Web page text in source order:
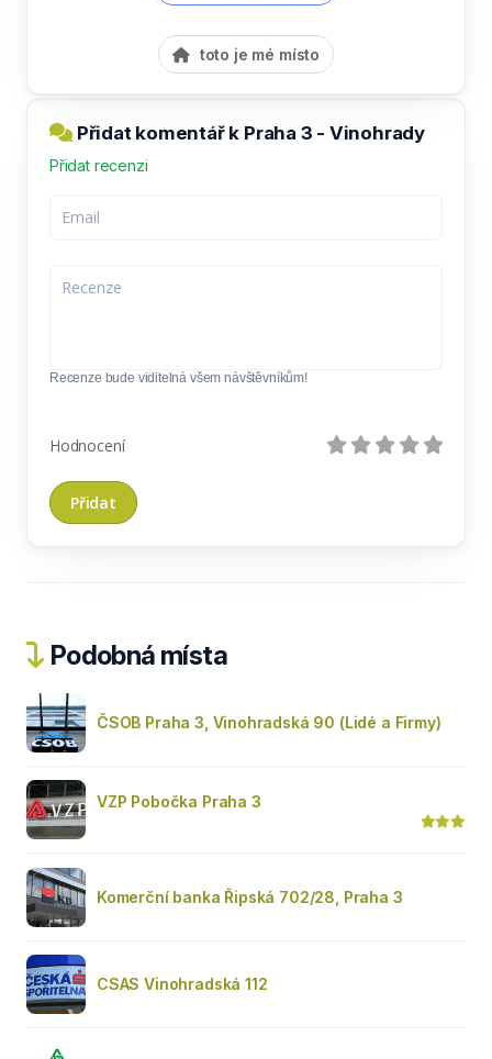
toto je mé místo
Přidat komentář k Praha 3 - Vinohrady
Přidat recenzi
Recenze bude viditelná všem návštěvníkům!
Hodnocení
Podobná místa
ČSOB Praha 3, Vinohradská 90 (Lidé a Firmy)
VZP Pobočka Praha 3
Komerční banka Řipská 702/28, Praha 3
CSAS Vinohradská 112